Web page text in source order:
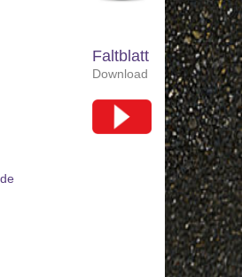
Faltblatt
Download